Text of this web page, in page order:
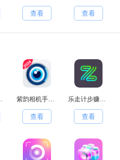
查看 查看
紫韵相机手机版
查看
乐走计步赚钱软件最新免费版
查看